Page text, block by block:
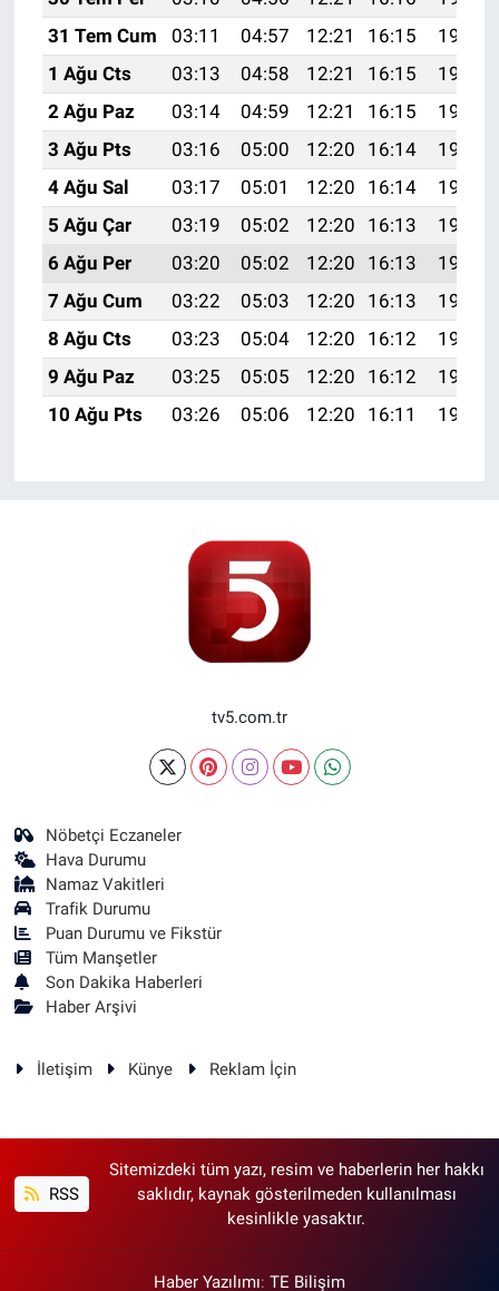
31 Tem Cum
03:11 04:57 12:21 16:15
19:35
1 Ağu Cts
03:13 04:58 12:21 16:15
19:34
2 Ağu Paz
03:14 04:59 12:21 16:15
19:33
3 Ağu Pts
03:16 05:00 12:20 16:14
19:31
4 Ağu Sal
03:17 05:01 12:20 16:14
19:30
5 Ağu Çar
03:19 05:02 12:20 16:13
19:29
6 Ağu Per
03:20 05:02 12:20 16:13
19:28
7 Ağu Cum
03:22 05:03 12:20 16:13
19:27
8 Ağu Cts
03:23 05:04 12:20 16:12
19:25
9 Ağu Paz
03:25 05:05 12:20 16:12
19:24
10 Ağu Pts
03:26 05:06 12:20 16:11 19:23
tv5.com.tr
Nöbetçi Eczaneler
Hava Durumu
Namaz Vakitleri
Trafik Durumu
Puan Durumu ve Fikstür
Tüm Manşetler
Son Dakika Haberleri
Haber Arşivi
İletişim Künye Reklam İçin
RSS
Sitemizdeki tüm yazı, resim ve haberlerin her hakkı
saklıdır, kaynak gösterilmeden kullanılması
kesinlikle yasaktır.
Haber Yazılımı: TE Bilişim